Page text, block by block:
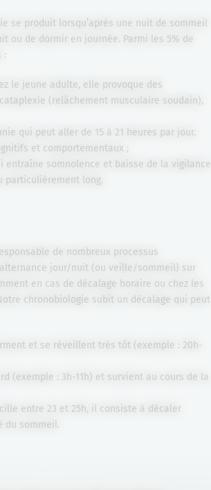
se produit lorsqu’après une nuit de sommeil
ou de dormir en journée. Parmi les 5% de
:
le jeune adulte, elle provoque des
(relâchement musculaire soudain),
qui peut aller de 15 à 21 heures par jour,
et comportementaux ;
entraîne somnolence et baisse de la vigilance
particulièrement long.
de nombreux processus
jour/nuit (ou veille/sommeil) sur
en cas de décalage horaire ou chez les
chronobiologie subit un décalage qui peut
et se réveillent très tôt (exemple : 20h-
(exemple : 3h-11h) et survient au cours de la
entre 23 et 25h, il consiste à décaler
du sommeil.